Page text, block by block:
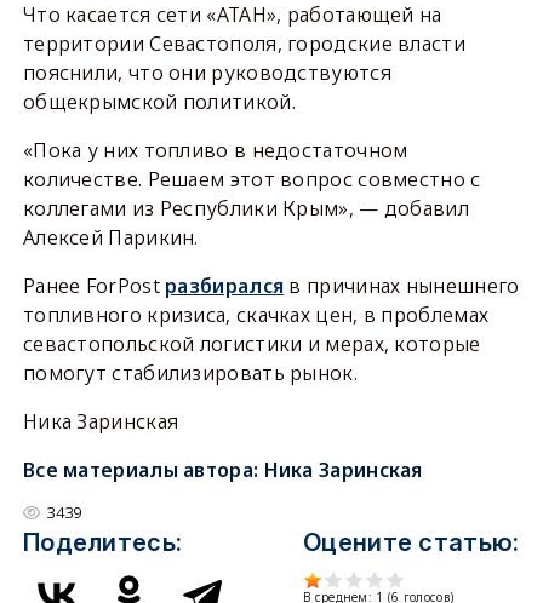
Что касается сети «АТАН», работающей на
территории Севастополя, городские власти
пояснили, что они руководствуются
общекрымской политикой.
«Пока у них топливо в недостаточном
количестве. Решаем этот вопрос совместно с
коллегами из Республики Крым», — добавил
Алексей Парикин.
Ранее ForPost разбирался в причинах нынешнего
топливного кризиса, скачках цен, в проблемах
севастопольской логистики и мерах, которые
помогут стабилизировать рынок.
Ника Заринская
Все материалы автора: Ника Заринская
3439
Поделитесь: Оцените статью:
В среднем: 1 (6 голосов)